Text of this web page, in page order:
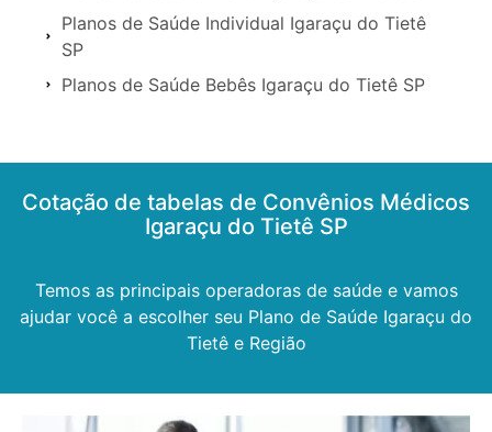
Planos de Saúde Individual Igaraçu do Tietê
SP
Planos de Saúde Bebês Igaraçu do Tietê SP
Cotação de tabelas de Convênios Médicos
Igaraçu do Tietê SP
Temos as principais operadoras de saúde e vamos
ajudar você a escolher seu Plano de Saúde Igaraçu do
Tietê e Região